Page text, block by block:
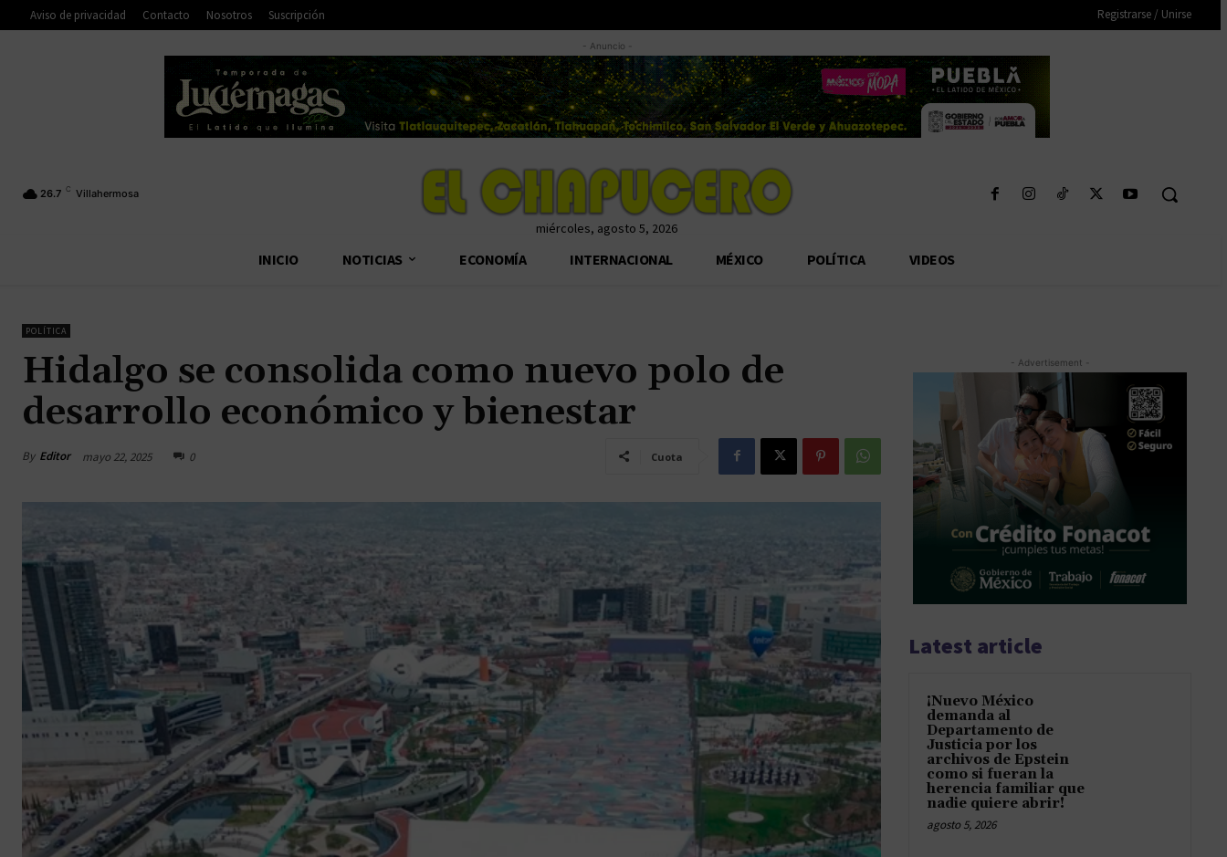
Aviso de privacidad Contacto Nosotros Suscripción Registrarse / Unirse
- Anuncio -
26.7 C Villahermosa
miércoles, agosto 5, 2026
INICIO NOTICIAS ECONOMÍA INTERNACIONAL MÉXICO POLÍTICA VIDEOS
POLÍTICA
Hidalgo se consolida como nuevo polo de
desarrollo económico y bienestar
By Editor mayo 22, 2025 0 Cuota
- Advertisement -
Latest article
¡Nuevo México
demanda al
Departamento de
Justicia por los
archivos de Epstein
como si fueran la
herencia familiar que
nadie quiere abrir!
agosto 5, 2026